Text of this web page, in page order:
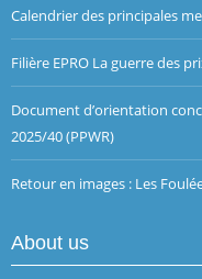
Calendrier des principales
Filière EPRO La guerre des
Document d’orientation
2025/40 (PPWR)
Retour en images : Les
About us